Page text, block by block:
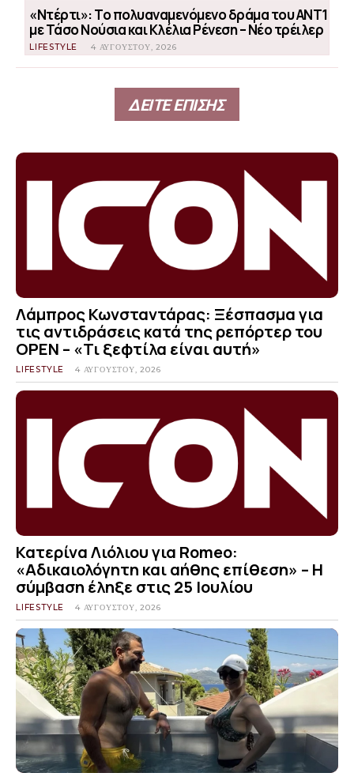
«Ντέρτι»: Το πολυαναμενόμενο δράμα του ΑΝΤ1
με Τάσο Νούσια και Κλέλια Ρένεση – Νέο τρέιλερ
LIFESTYLE 4 ΑΥΓΟΎΣΤΟΥ, 2026
ΔΕΙΤΕ ΕΠΙΣΗΣ
Λάμπρος Κωνσταντάρας: Ξέσπασμα για
τις αντιδράσεις κατά της ρεπόρτερ του
OPEN – «Τι ξεφτίλα είναι αυτή»
LIFESTYLE 4 ΑΥΓΟΎΣΤΟΥ, 2026
Κατερίνα Λιόλιου για Romeo:
«Αδικαιολόγητη και αήθης επίθεση» – Η
σύμβαση έληξε στις 25 Ιουλίου
LIFESTYLE 4 ΑΥΓΟΎΣΤΟΥ, 2026